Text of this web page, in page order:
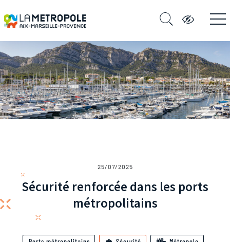
25/07/2025
Sécurité renforcée dans les ports
métropolitains